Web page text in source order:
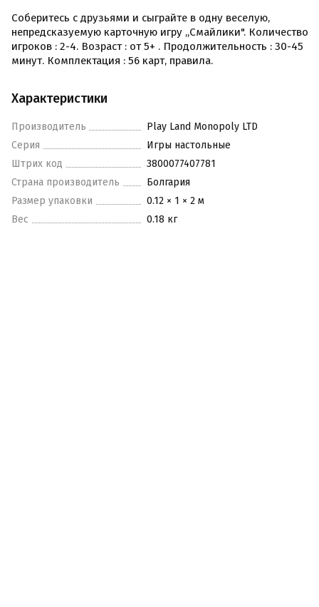
Соберитесь с друзьями и сыграйте в одну веселую,
непредсказуемую карточную игру „Смайлики". Количество
игроков : 2-4. Возраст : от 5+ . Продолжительность : 30-45
минут. Комплектация : 56 карт, правила.
Характеристики
Производитель
Play Land Monopoly LTD
Серия
Игры настольные
Штрих код
3800077407781
Страна производитель
Болгария
Размер упаковки
0.12 × 1 × 2 м
Вес
0.18 кг